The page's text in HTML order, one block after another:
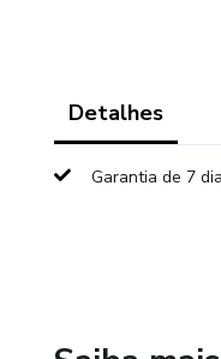
Detalhes
Garantia de 7